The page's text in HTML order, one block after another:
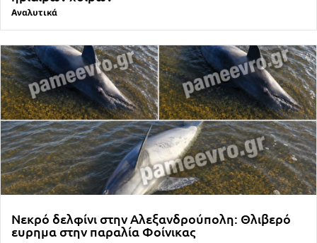
Αναλυτικά
Νεκρό δελφίνι στην Αλεξανδρούπολη: Θλιβερό
ευρημα στην παραλία Φοίνικας